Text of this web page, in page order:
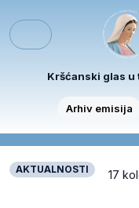
Menu
Kršćanski glas u
Arhiv emisija
AKTUALNOSTI 17